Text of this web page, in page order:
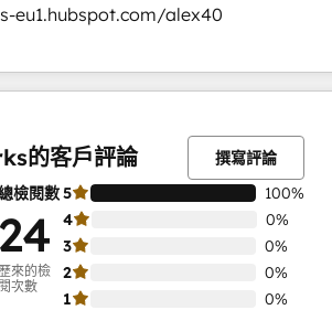
eu1.hubspot.com/alex40
的客戶評論
撰寫評論
檢閱數
24
歷來的檢
閱次數
5
100%
4
0%
3
0%
2
0%
1
0%